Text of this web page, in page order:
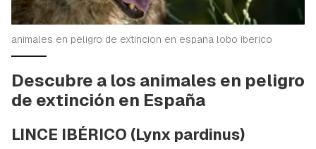
animales en peligro de extincion en espana lobo iberico
Descubre a los animales en peligro
de extinción en España
LINCE IBÉRICO (Lynx pardinus)